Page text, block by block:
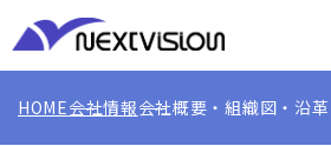
HOME会社情報会社概要・組織図・沿